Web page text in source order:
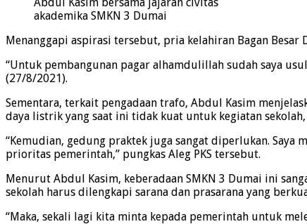
akademika SMKN 3 Dumai
Menanggapi aspirasi tersebut, pria kelahiran Bagan
“Untuk pembangunan pagar alhamdulillah sudah saya
(27/8/2021).
Sementara, terkait pengadaan trafo, Abdul Kasim
daya listrik yang saat ini tidak kuat untuk kegiatan
“Kemudian, gedung praktek juga sangat diperlukan.
prioritas pemerintah,” pungkas Aleg PKS tersebut.
Menurut Abdul Kasim, keberadaan SMKN 3 Dumai ini
sekolah harus dilengkapi sarana dan prasarana yang
“Maka, sekali lagi kita minta kepada pemerintah untuk